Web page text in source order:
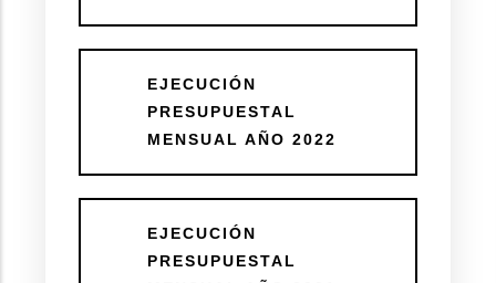
EJECUCIÓN
PRESUPUESTAL
MENSUAL AÑO 2022
EJECUCIÓN
PRESUPUESTAL